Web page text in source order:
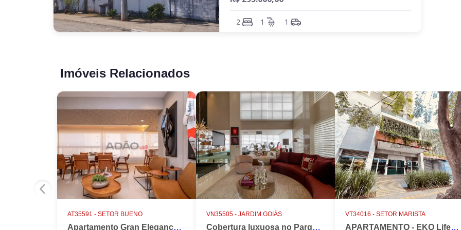
2 1 1
Imóveis Relacionados
AT35591 - SETOR BUENO
Apartamento Gran Elegance - 4 suites + Home Office
VN35505 - JARDIM GOIÁS
Cobertura luxuosa no Parque Flamboyant, Jardim Goiás. Duplex, 533m2, 4 suítes, Piscina, 7 vagas, nascente.
VT34016 - SETOR MARISTA
APARTAMENTO - EKO LifeStyle